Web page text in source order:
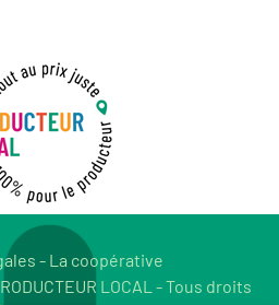
- La coopérative
LOCAL - Tous droits